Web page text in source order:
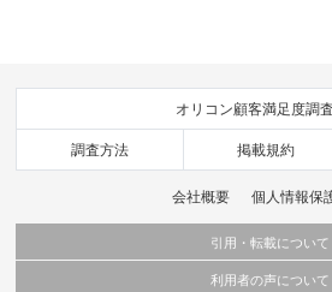
オリコン顧客満足度調
調査方法 掲載規約
会社概要 個人情報保
引用・転載について
当サイトで公開されている情報（文字、写真、イラス
利用者の声について